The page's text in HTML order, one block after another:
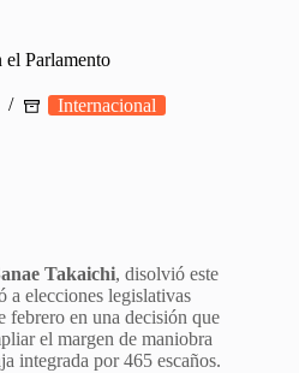
el Parlamento
Internacional
Takaichi, disolvió este
a elecciones legislativas
febrero en una decisión que
el margen de maniobra
integrada por 465 escaños.